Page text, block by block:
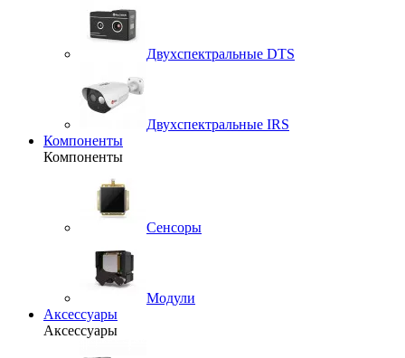
Двухспектральные DTS
Двухспектральные IRS
Компоненты
Компоненты
Сенсоры
Модули
Аксессуары
Аксессуары